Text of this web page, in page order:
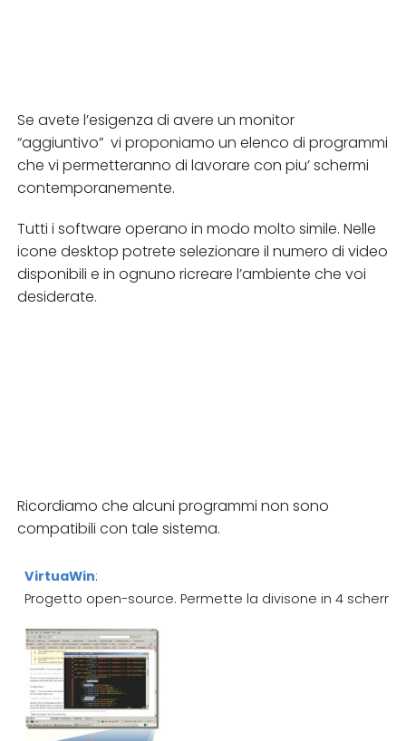
Se avete l’esigenza di avere un monitor
“aggiuntivo” vi proponiamo un elenco di programmi
che vi permetteranno di lavorare con piu’ schermi
contemporanemente.
Tutti i software operano in modo molto simile. Nelle
icone desktop potrete selezionare il numero di video
disponibili e in ognuno ricreare l’ambiente che voi
desiderate.
Ricordiamo che alcuni programmi non sono
compatibili con tale sistema.
VirtuaWin:
Progetto open-source. Permette la divisone in 4 schermi.